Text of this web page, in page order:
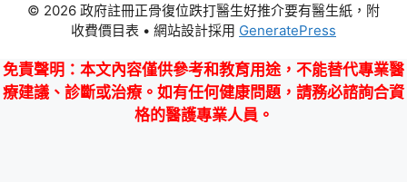
© 2026 政府註冊正骨復位跌打醫生好推介要有醫生紙，附
收費價目表 • 網站設計採用 GeneratePress
免責聲明 ：本文內容僅供參考和教育用途，不能替代專業醫
療建議、診斷或治療。如有任何健康問題，請務必諮詢合資
格的醫護專業人員。